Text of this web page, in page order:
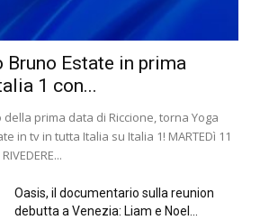
Bruno Estate in prima
1 con...
della prima data di Riccione, torna Yoga
in tv in tutta Italia su Italia 1! MARTEDì 11
Oasis, il documentario sulla reunion
debutta a Venezia: Liam e Noel...